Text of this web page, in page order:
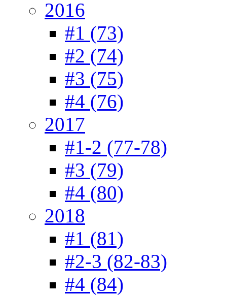
2016
#1 (73)
#2 (74)
#3 (75)
#4 (76)
2017
#1-2 (77-78)
#3 (79)
#4 (80)
2018
#1 (81)
#2-3 (82-83)
#4 (84)